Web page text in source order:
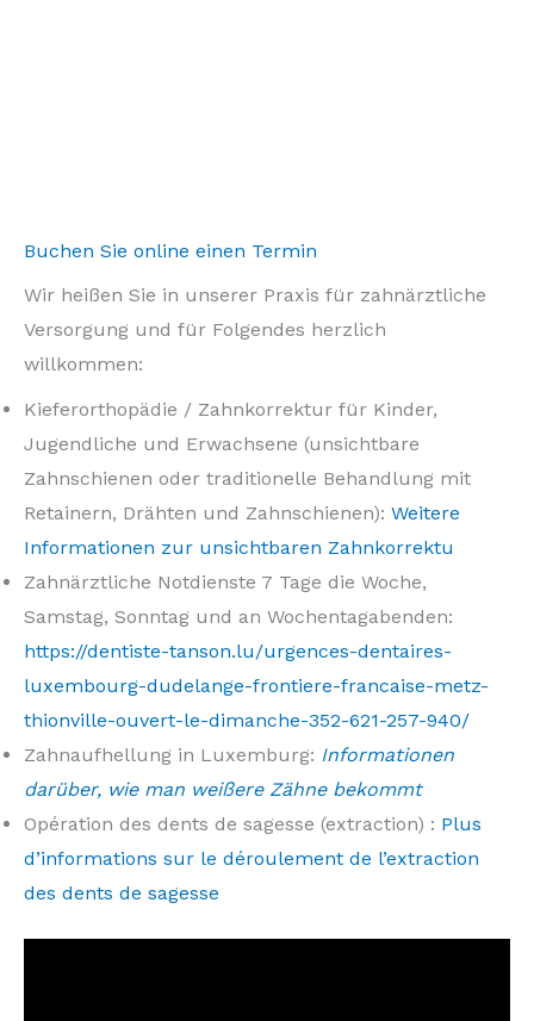
Buchen Sie online einen Termin
Wir heißen Sie in unserer Praxis für zahnärztliche
Versorgung und für Folgendes herzlich
willkommen:
Kieferorthopädie / Zahnkorrektur für Kinder,
Jugendliche und Erwachsene (unsichtbare
Zahnschienen oder traditionelle Behandlung mit
Retainern, Drähten und Zahnschienen): Weitere
Informationen zur unsichtbaren Zahnkorrektu
Zahnärztliche Notdienste 7 Tage die Woche,
Samstag, Sonntag und an Wochentagabenden:
https://dentiste-tanson.lu/urgences-dentaires-
luxembourg-dudelange-frontiere-francaise-metz-
thionville-ouvert-le-dimanche-352-621-257-940/
Zahnaufhellung in Luxemburg: Informationen
darüber, wie man weißere Zähne bekommt
Opération des dents de sagesse (extraction) : Plus
d’informations sur le déroulement de l’extraction
des dents de sagesse